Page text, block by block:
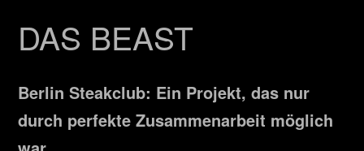
DAS BEAST
Berlin Steakclub: Ein Projekt, das nur
durch perfekte Zusammenarbeit möglich